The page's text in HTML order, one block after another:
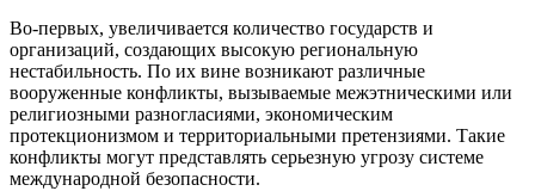
Во-первых, увеличивается количество государств и
организаций, создающих высокую региональную
нестабильность. По их вине возникают различные
вооруженные конфликты, вызываемые межэтническими или
религиозными разногласиями, экономическим
протекционизмом и территориальными претензиями. Такие
конфликты могут представлять серьезную угрозу системе
международной безопасности.